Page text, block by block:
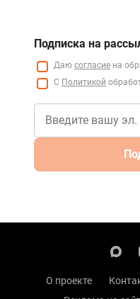
Подписка на
Даю согласие на
С Политикой
О проекте